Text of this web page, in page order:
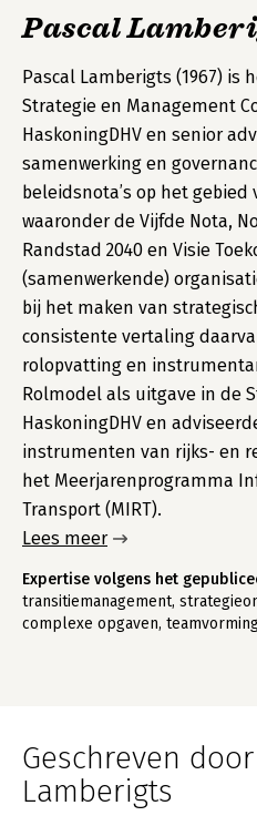
Pascal
Pascal Lamberigts (1967) is
Strategie en Management
HaskoningDHV en senior
samenwerking en
beleidsnota’s op het
waaronder de Vijfde Nota,
Randstad 2040 en Visie
(samenwerkende)
bij het maken van
consistente vertaling
rolopvatting en
Rolmodel als uitgave in de
HaskoningDHV en
instrumenten van rijks- en
het Meerjarenprogramma
Transport (MIRT).
Lees meer
Expertise volgens het
transitiemanagement,
complexe opgaven,
Geschreven
Lamberigts